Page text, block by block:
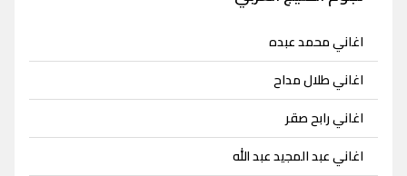
اغاني محمد عبده
اغاني طلال مداح
اغاني رابح صقر
اغاني عبد المجيد عبد الله